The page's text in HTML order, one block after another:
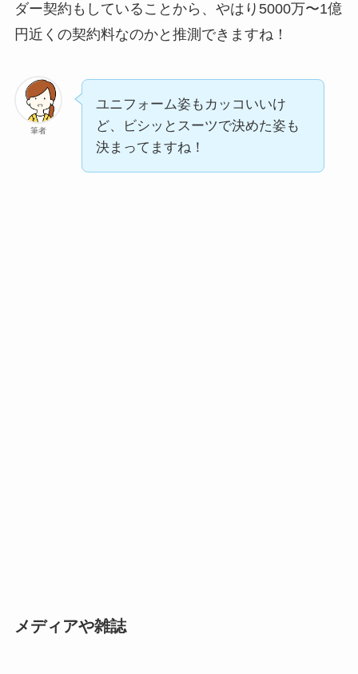
ダー契約もしていることから、やはり5000万〜1億
円近くの契約料なのかと推測できますね！
筆者
ユニフォーム姿もカッコいいけ
ど、ビシッとスーツで決めた姿も
決まってますね！
メディアや雑誌